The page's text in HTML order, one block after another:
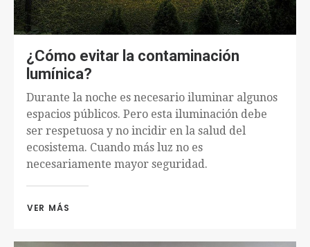
¿Cómo evitar la contaminación
lumínica?
Durante la noche es necesario iluminar algunos
espacios públicos. Pero esta iluminación debe
ser respetuosa y no incidir en la salud del
ecosistema. Cuando más luz no es
necesariamente mayor seguridad.
VER MÁS